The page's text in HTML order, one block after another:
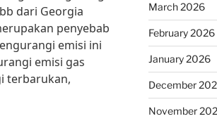
dari Georgia
penyebab
emisi ini
emisi gas
terbarukan,
March 2026
February 2026
January 2026
December
November